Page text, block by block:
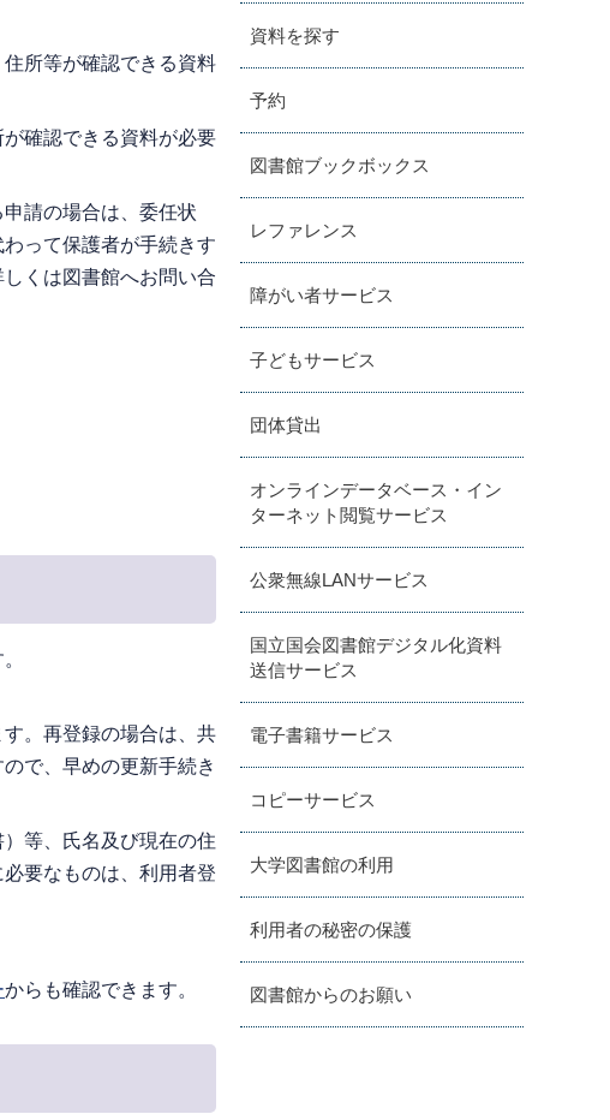
所等が確認できる資料
確認できる資料が必要
請の場合は、委任状
って保護者が手続きす
くは図書館へお問い合
。再登録の場合は、共
で、早めの更新手続き
等、氏名及び現在の住
要なものは、利用者登
からも確認できます。
資料を探す
予約
図書館ブックボックス
レファレンス
障がい者サービス
子どもサービス
団体貸出
オンラインデータベース・イン
ターネット閲覧サービス
公衆無線LANサービス
国立国会図書館デジタル化資料
送信サービス
電子書籍サービス
コピーサービス
大学図書館の利用
利用者の秘密の保護
図書館からのお願い